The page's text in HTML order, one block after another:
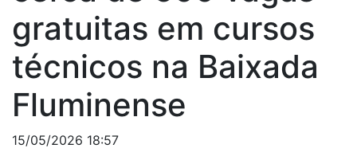
gratuitas em cursos
técnicos na Baixada
Fluminense
15/05/2026 18:57